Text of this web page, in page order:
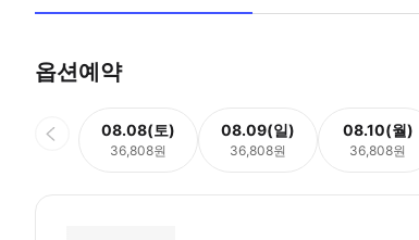
옵션예약
08.08(토)
36,808원
08.09(일)
36,808원
08.10(월)
36,808원